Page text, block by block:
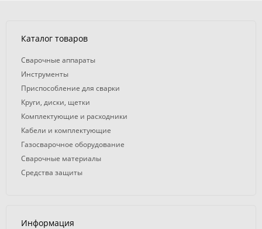
Каталог товаров
Сварочные аппараты
Инструменты
Приспособление для сварки
Круги, диски, щетки
Комплектующие и расходники
Кабели и комплектующие
Газосварочное оборудование
Сварочные материалы
Средства защиты
Информация